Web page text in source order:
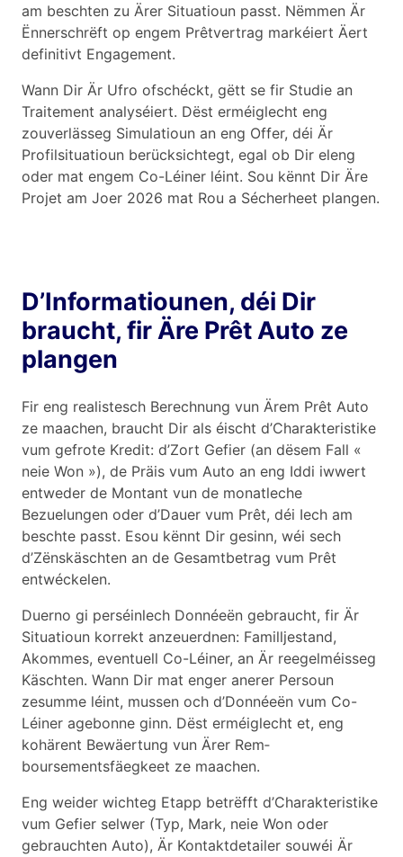
am beschten zu Ärer Situatioun passt. Nëmmen Är
Ënnerschrëft op engem Prêtvertrag markéiert Äert
definitivt Engagement.
Wann Dir Är Ufro ofschéckt, gëtt se fir Studie an
Traitement analyséiert. Dëst erméiglecht eng
zouverlässeg Simulatioun an eng Offer, déi Är
Profilsituatioun berücksichtegt, egal ob Dir eleng
oder mat engem Co-Léiner léint. Sou kënnt Dir Äre
Projet am Joer 2026 mat Rou a Sécherheet plangen.
D’Informatiounen, déi Dir
braucht, fir Äre Prêt Auto ze
plangen
Fir eng realistesch Berechnung vun Ärem Prêt Auto
ze maachen, braucht Dir als éischt d’Charakteristike
vum gefrote Kredit: d’Zort Gefier (an dësem Fall «
neie Won »), de Präis vum Auto an eng Iddi iwwert
entweder de Montant vun de monatleche
Bezuelungen oder d’Dauer vum Prêt, déi Iech am
beschte passt. Esou kënnt Dir gesinn, wéi sech
d’Zënskäschten an de Gesamtbetrag vum Prêt
entwéckelen.
Duerno gi perséinlech Donnéeën gebraucht, fir Är
Situatioun korrekt anzeuerdnen: Familljestand,
Akommes, eventuell Co-Léiner, an Är reegelméisseg
Käschten. Wann Dir mat enger anerer Persoun
zesumme léint, mussen och d’Donnéeën vum Co-
Léiner agebonne ginn. Dëst erméiglecht et, eng
kohärent Bewäertung vun Ärer Rem­
boursementsfäegkeet ze maachen.
Eng weider wichteg Etapp betrëfft d’Charakteristike
vum Gefier selwer (Typ, Mark, neie Won oder
gebrauchten Auto), Är Kontaktdetailer souwéi Är